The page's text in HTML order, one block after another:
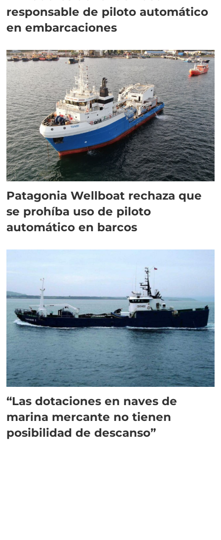
responsable de piloto automático
en embarcaciones
Patagonia Wellboat rechaza que
se prohíba uso de piloto
automático en barcos
“Las dotaciones en naves de
marina mercante no tienen
posibilidad de descanso”